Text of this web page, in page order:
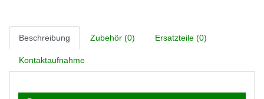
Beschreibung Zubehör (0) Ersatzteile (0)
Kontaktaufnahme